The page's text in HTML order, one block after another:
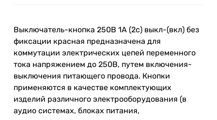
Выключатель-кнопка 250В 1А (2с) выкл-(вкл) без
фиксации красная предназначена для
коммутации электрических цепей переменного
тока напряжением до 250В, путем включения-
выключения питающего провода. Кнопки
применяются в качестве комплектующих
изделий различного электрооборудования (в
аудио системах, блоках питания,